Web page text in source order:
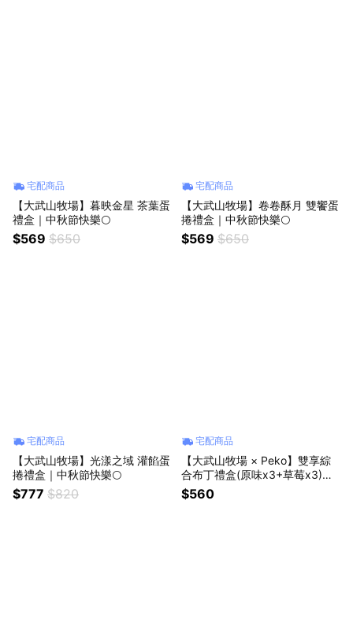
宅配商品
【大武山牧場】暮映金星 茶葉蛋
禮盒｜中秋節快樂🌕
$569 $650
宅配商品
【大武山牧場】卷卷酥月 雙饗蛋
捲禮盒｜中秋節快樂🌕
$569 $650
宅配商品
【大武山牧場】光漾之域 灌餡蛋
捲禮盒｜中秋節快樂🌕
$777 $820
宅配商品
【大武山牧場 × Peko】雙享綜
合布丁禮盒(原味x3+草莓x3)｜
甜蜜下午茶 請你吃甜甜
$560